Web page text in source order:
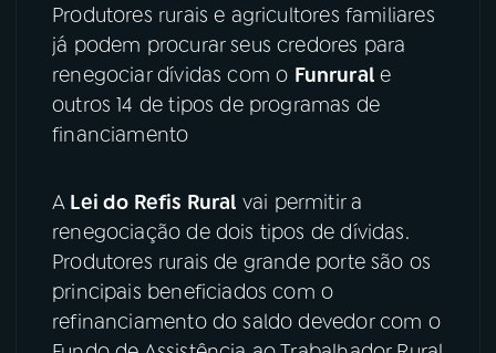
07ÚLTIMAS
08 FESTIVAL DE MÚSICA
Facebook
Instagram X
TikTok
Produtores rurais e agricultores familiares
já podem procurar seus credores para
renegociar dívidas com o Funrurale
outros 14 de tipos de programas de
financiamento
A Lei do Refis Rural vai permitir a
renegociação de dois tipos de dívidas.
Produtores rurais de grande porte são os
principais beneficiados com o
refinanciamento do saldo devedor com o